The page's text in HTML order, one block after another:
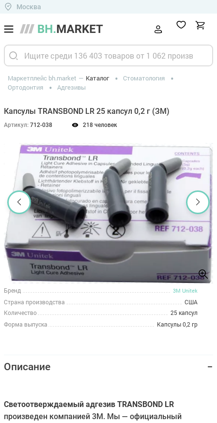
Москва
Маркетплейс bh.market Каталог
Стоматология
Ортодонтия
Адгезивы
Капсулы TRANSBOND LR 25 капсул 0,2 г (ЗМ)
Артикул: 712-038 218 человек
Бренд 3M Unitek
Страна производства
США
Количество
25 капсул
Форма выпуска
Капсулы 0,2 гр
Описание
Cветоотверждаемый адгезив TRANSBOND LR
произведен компанией 3M. Мы — официальный